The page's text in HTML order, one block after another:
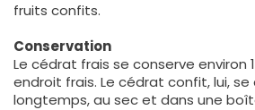
fruits confits.
Conservation
Le cédrat frais se conserve environ
endroit frais. Le cédrat confit, lui, se
longtemps, au sec et dans une